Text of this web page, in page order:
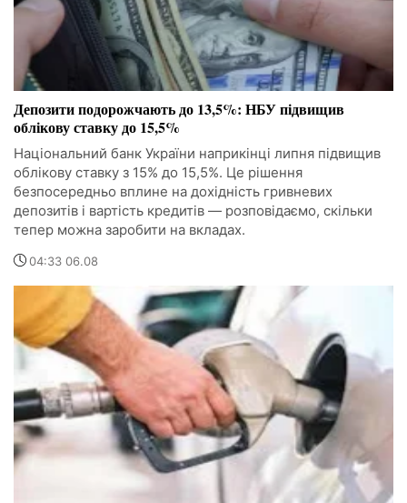
Депозити подорожчають до 13,5%: НБУ підвищив
облікову ставку до 15,5%
Національний банк України наприкінці липня підвищив
облікову ставку з 15% до 15,5%. Це рішення
безпосередньо вплине на дохідність гривневих
депозитів і вартість кредитів — розповідаємо, скільки
тепер можна заробити на вкладах.
04:33 06.08